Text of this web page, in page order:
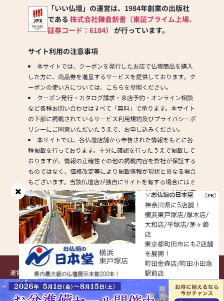
一同心よりお待ちしてお
ります。
《日本堂横浜東戸塚店の
おすすめサービス３選》
１、古いお仏壇の引き取
り料無料
※当店にてお仏壇をご購
入のお客様に限り、古い
お仏壇の引取りを無料で
いたします。
※本セール期間中にお仏
壇ご購入のお客様。但し
お仏壇のお引取り地域、
お仏壇サイズによっては
ご相談させていただく場
合がございます。
２、お仏壇がご自宅で選
べる「おうちでコーディ
ネート」
※店頭のお仏壇をご自宅
にお運びし、実際にお部
屋に置いてご覧いただけ
るサービスです。
【日本堂だけの限定サー
ビス】お店の仏壇をご自
「いい仏壇」の運営は、1984年創業の出版社
である 株式会社鎌倉新書（東証プライム上場、
証券コード：6184） が行っています。
サイト利用の注意事項
本サイトでは、クーポンを発行したお店で仏壇商品を購入
した方に、商品券を進呈するサービスを提供しております。ク
ーポンの使い方については、こちらを参照ください。
クーポン発行・カタログ請求・来店予約・オンライン相談
など各種お問い合わせはすべて「無料」で承ります。本サイト
の下部に掲載されているサービス利用規約及びプライバシーポ
リシーにご同意いただいたうえで、お申し込みください。
本サイトでは、各仏壇店舗から申告された情報をもとに各
種掲載を行っております。十分に確認を行ったうえで掲載して
おりますが、情報の正確性その他の掲載内容を弊社が保証する
ものではなく、価格改定等により掲載情報が現状と異なる場合
もございます。当該仏壇店が独自にサイトを有する場合にはそ
のサイトをご確認いただいたり、また本サイトのサービス利用
規約をご確認いただいた上でのご利用をお願いいたします。
各種PRページや仏壇店舗ページで掲載している内容やその
現状、独自キャンペーン等についてはお答えできない場合がご
ざいます。予めご了承ください。
運営会社 サービス利用規約プライバシーポリシー
著作権・リンク・免責事項
提携・掲載のお問い合わせ
Copyright (C) Kamakura Shinsho, Ltd. All Rights Reserved.